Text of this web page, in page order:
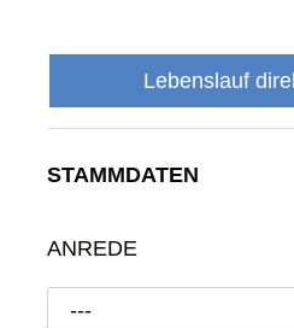
Lebenslauf
STAMMDATEN
ANREDE
---